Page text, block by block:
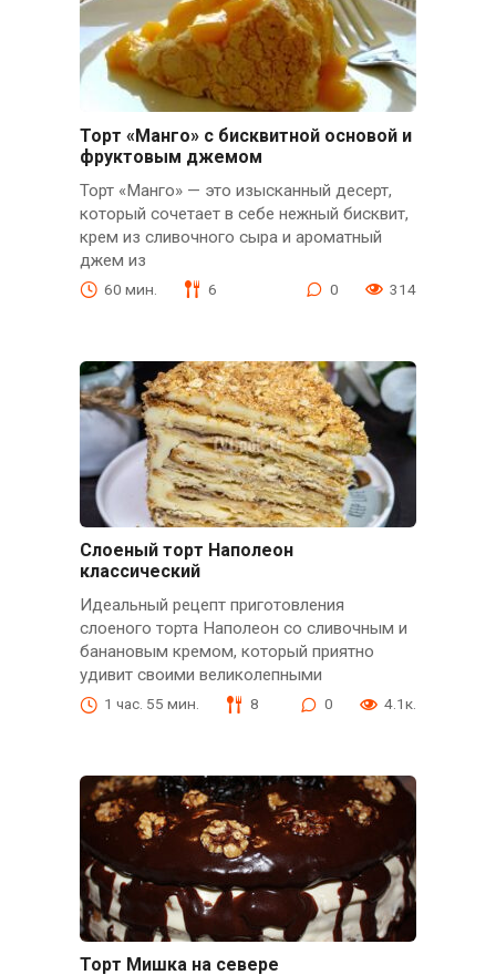
Торт «Манго» с бисквитной основой и
фруктовым джемом
Торт «Манго» — это изысканный десерт,
который сочетает в себе нежный бисквит,
крем из сливочного сыра и ароматный
джем из
60 мин. 6 0 314
Слоеный торт Наполеон
классический
Идеальный рецепт приготовления
слоеного торта Наполеон со сливочным и
банановым кремом, который приятно
удивит своими великолепными
1 час. 55 мин. 8 0 4.1к.
Торт Мишка на севере